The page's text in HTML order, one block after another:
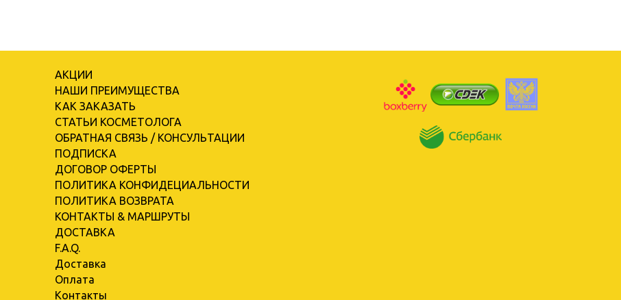
АКЦИИ
НАШИ ПРЕИМУЩЕСТВА
КАК ЗАКАЗАТЬ
СТАТЬИ КОСМЕТОЛОГА
ОБРАТНАЯ СВЯЗЬ / КОНСУЛЬТАЦИИ
ПОДПИСКА
ДОГОВОР ОФЕРТЫ
ПОЛИТИКА КОНФИДЕЦИАЛЬНОСТИ
ПОЛИТИКА ВОЗВРАТА
КОНТАКТЫ & МАРШРУТЫ
ДОСТАВКА
F.A.Q.
Доставка
Оплата
Контакты